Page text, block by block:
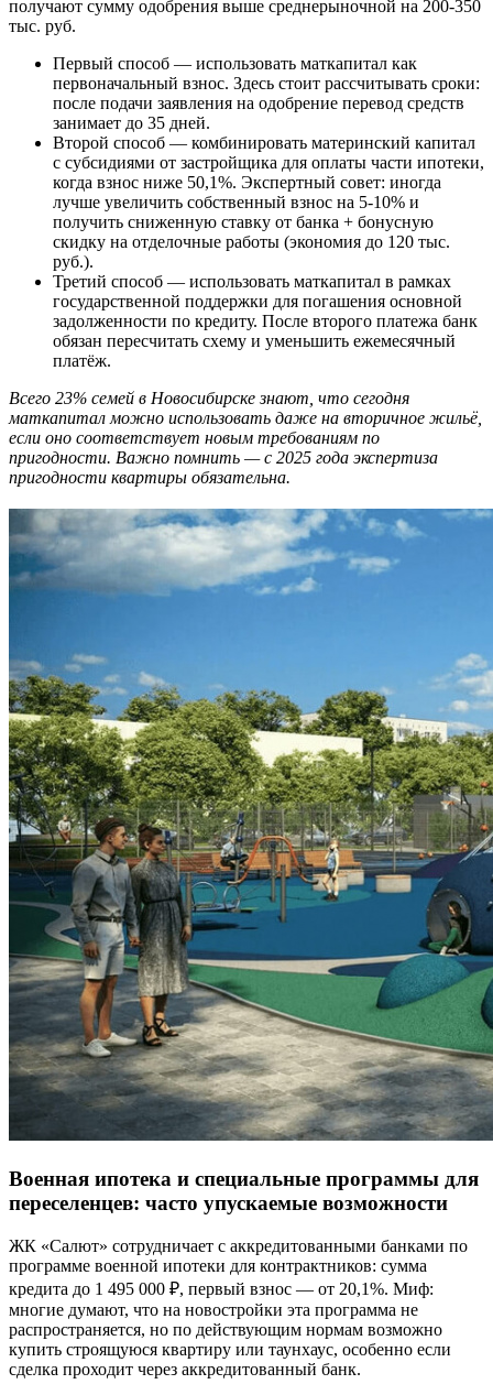
получают сумму одобрения выше среднерыночной на 200-350
тыс. руб.
Первый способ — использовать маткапитал как
первоначальный взнос. Здесь стоит рассчитывать сроки:
после подачи заявления на одобрение перевод средств
занимает до 35 дней.
Второй способ — комбинировать материнский капитал
с субсидиями от застройщика для оплаты части ипотеки,
когда взнос ниже 50,1%. Экспертный совет: иногда
лучше увеличить собственный взнос на 5-10% и
получить сниженную ставку от банка + бонусную
скидку на отделочные работы (экономия до 120 тыс.
руб.).
Третий способ — использовать маткапитал в рамках
государственной поддержки для погашения основной
задолженности по кредиту. После второго платежа банк
обязан пересчитать схему и уменьшить ежемесячный
платёж.
Всего 23% семей в Новосибирске знают, что сегодня
маткапитал можно использовать даже на вторичное жильё,
если оно соответствует новым требованиям по
пригодности. Важно помнить — с 2025 года экспертиза
пригодности квартиры обязательна.
Военная ипотека и специальные программы для
переселенцев: часто упускаемые возможности
ЖК «Салют» сотрудничает с аккредитованными банками по
программе военной ипотеки для контрактников: сумма
кредита до 1 495 000 ₽, первый взнос — от 20,1%. Миф:
многие думают, что на новостройки эта программа не
распространяется, но по действующим нормам возможно
купить строящуюся квартиру или таунхаус, особенно если
сделка проходит через аккредитованный банк.